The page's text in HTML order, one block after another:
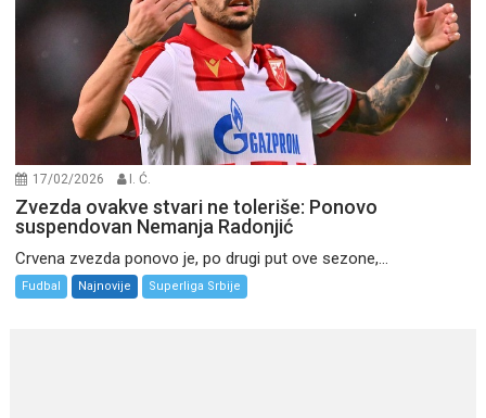
17/02/2026 I. Ć.
Zvezda ovakve stvari ne toleriše: Ponovo
suspendovan Nemanja Radonjić
Crvena zvezda ponovo je, po drugi put ove sezone,...
Fudbal Najnovije Superliga Srbije